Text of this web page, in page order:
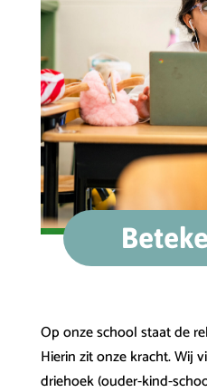
Op onze school staat de
Hierin zit onze kracht. Wij
driehoek (ouder-kind-